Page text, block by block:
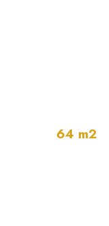
64 m2